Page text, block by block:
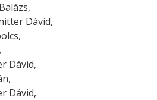
Dávid,
Dávid,
Dávid,